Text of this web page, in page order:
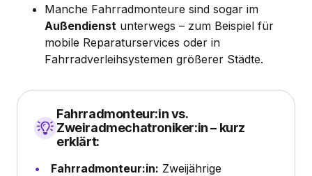
Manche Fahrradmonteure sind sogar im
Außendienst unterwegs – zum Beispiel für
mobile Reparaturservices oder in
Fahrradverleihsystemen größerer Städte.
Fahrradmonteur:in vs.
Zweiradmechatroniker:in – kurz
erklärt:
Fahrradmonteur:in: Zweijährige